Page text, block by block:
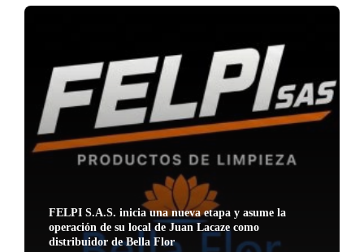
FELPI S.A.S. inicia una nueva etapa y asume la
operación de su local de Juan Lacaze como
distribuidor de Bella Flor